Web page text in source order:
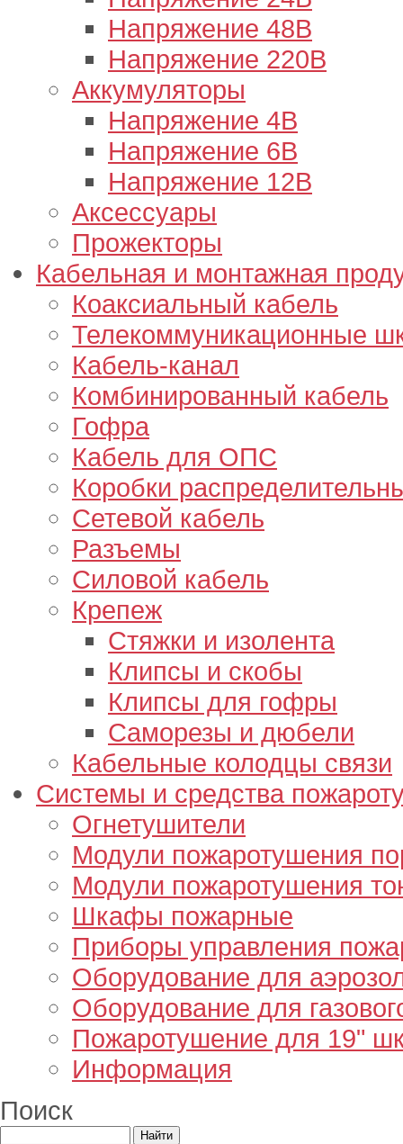
Напряжение 48В
Напряжение 220В
Аккумуляторы
Напряжение 4В
Напряжение 6В
Напряжение 12В
Аксессуары
Прожекторы
Кабельная и монтажная
Коаксиальный кабель
Телекоммуникационные
Кабель-канал
Комбинированный кабель
Гофра
Кабель для ОПС
Коробки
Сетевой кабель
Разъемы
Силовой кабель
Крепеж
Стяжки и изолента
Клипсы и скобы
Клипсы для гофры
Саморезы и дюбели
Кабельные колодцы связи
Системы и средства
Огнетушители
Модули пожаротушения
Модули пожаротушения
Шкафы пожарные
Приборы управления
Оборудование для
Оборудование для
Пожаротушение для 19"
Информация
Поиск